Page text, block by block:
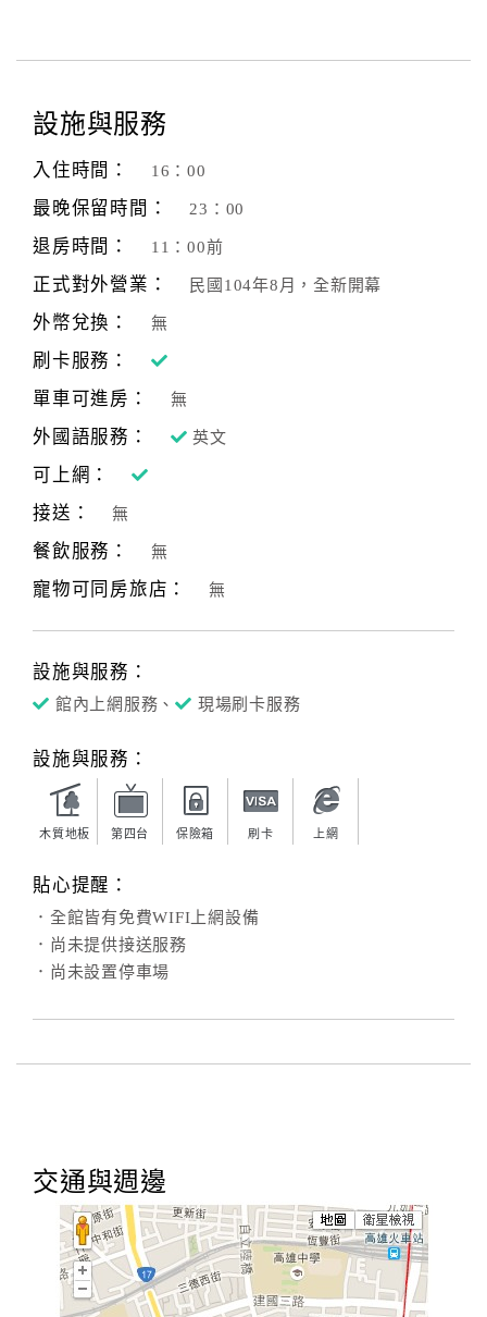
設施與服務
入住時間： 16：00
最晚保留時間： 23：00
退房時間： 11：00前
正式對外營業： 民國104年8月，全新開幕
外幣兌換： 無
刷卡服務：
單車可進房：
無
外國語服務： 英文
可上網：
接送：
無
餐飲服務： 無
寵物可同房旅店： 無
設施與服務：
館內上網服務、 現場刷卡服務
設施與服務：
木質地板 第四台 保險箱 刷卡 上網
貼心提醒：
．全館皆有免費WIFI上網設備
．尚未提供接送服務
．尚未設置停車場
交通與週邊